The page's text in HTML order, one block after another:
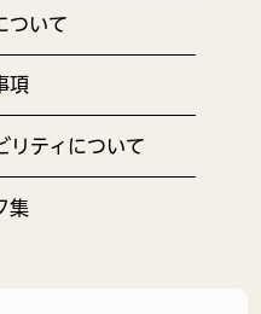
ついて
項
リティについて
集